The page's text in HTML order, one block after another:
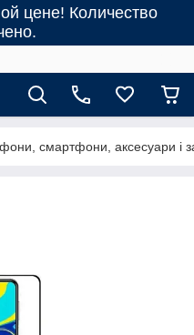
цене! Количество
смартфони, аксесуари і